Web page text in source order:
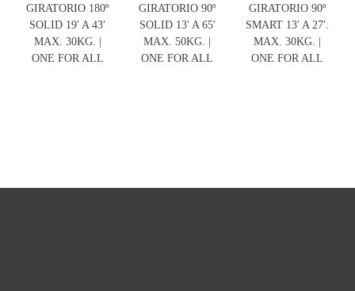
GIRATORIO 180º
SOLID 19′ A 43′
MAX. 30KG. |
ONE FOR ALL
GIRATORIO 90º
SOLID 13′ A 65′
MAX. 50KG. |
ONE FOR ALL
GIRATORIO 90º
SMART 13′ A 27′.
MAX. 30KG. |
ONE FOR ALL